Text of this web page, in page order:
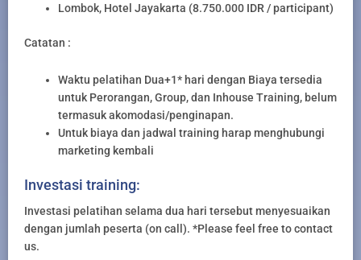
Lombok, Hotel Jayakarta (8.750.000 IDR / participant)
Catatan :
Waktu pelatihan Dua+1* hari dengan Biaya tersedia
untuk Perorangan, Group, dan Inhouse Training, belum
termasuk akomodasi/penginapan.
Untuk biaya dan jadwal training harap menghubungi
marketing kembali
Investasi training:
Investasi pelatihan selama dua hari tersebut menyesuaikan
dengan jumlah peserta (on call). *Please feel free to contact
us.